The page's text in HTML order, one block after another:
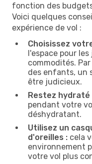
fonction des
Voici quelques
expérience de vol :
Choisissez
l'espace pour
commodités.
des enfants, un
être judicieux.
Restez hydraté
pendant votre
déshydratant.
Utilisez un
d'oreilles : cela
environnement
votre vol plus